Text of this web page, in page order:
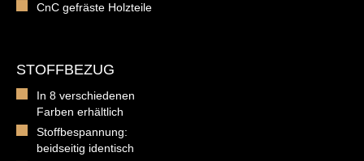
CnC gefräste Holzteile
STOFFBEZUG
In 8 verschiedenen
Farben erhältlich
Stoffbespannung:
beidseitig identisch